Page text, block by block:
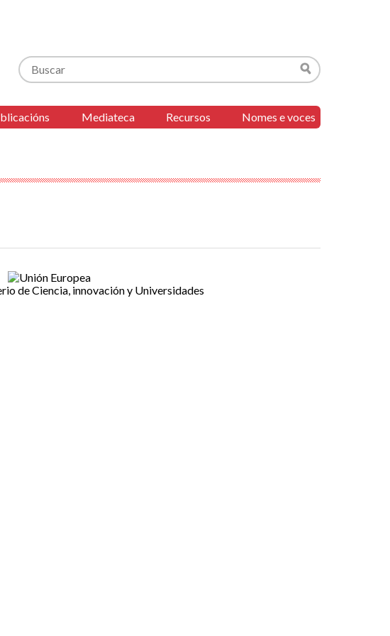
Buscar
Buscar
Mediateca Recursos Nomes e voces